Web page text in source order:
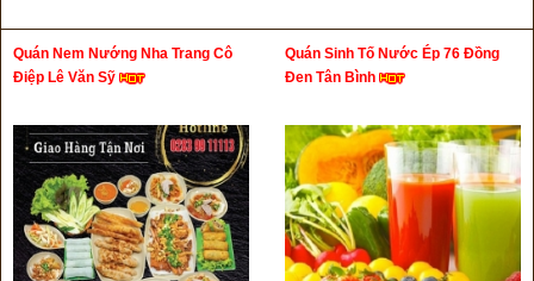
Quán Nem Nướng Nha Trang Cô
Điệp Lê Văn Sỹ
Quán Sinh Tố Nước Ép 76 Đồng
Đen Tân Bình